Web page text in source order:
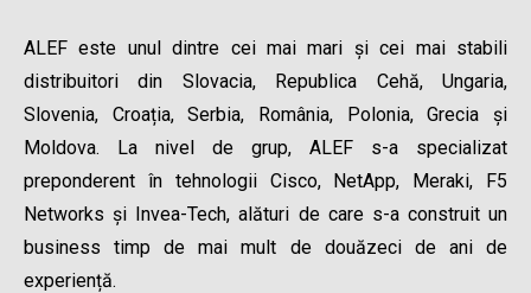
ALEF este unul dintre cei mai mari și cei mai stabili
distribuitori din Slovacia, Republica Cehă, Ungaria,
Slovenia, Croația, Serbia, România, Polonia, Grecia și
Moldova. La nivel de grup, ALEF s-a specializat
preponderent în tehnologii Cisco, NetApp, Meraki, F5
Networks și Invea-Tech, alături de care s-a construit un
business timp de mai mult de douăzeci de ani de
experiență.